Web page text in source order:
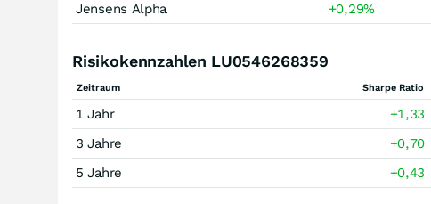
Jensens Alpha
+0,29%
Risikokennzahlen LU0546268359
Zeitraum Sharpe Ratio
1 Jahr +1,33
3 Jahre
+0,70
5 Jahre
+0,43